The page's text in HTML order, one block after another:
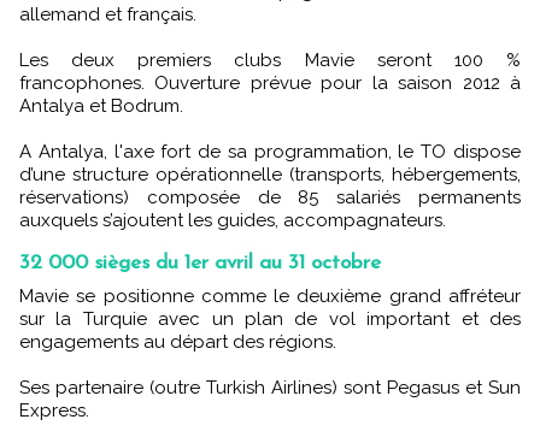
allemand et français.
Les deux premiers clubs Mavie seront 100 %
francophones. Ouverture prévue pour la saison 2012 à
Antalya et Bodrum.
A Antalya, l'axe fort de sa programmation, le TO dispose
d’une structure opérationnelle (transports, hébergements,
réservations) composée de 85 salariés permanents
auxquels s’ajoutent les guides, accompagnateurs.
32 000 sièges du 1er avril au 31 octobre
Mavie se positionne comme le deuxième grand affréteur
sur la Turquie avec un plan de vol important et des
engagements au départ des régions.
Ses partenaire (outre Turkish Airlines) sont Pegasus et Sun
Express.